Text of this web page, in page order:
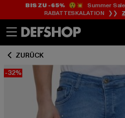
Zum
Zum
BIS ZU -65%😲💥 Summer
RABATTESKALATION ❯❯
ZURÜCK
-32%